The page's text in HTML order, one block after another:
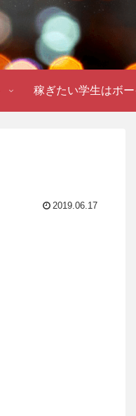
稼ぎたい学生はボ
2019.06.17